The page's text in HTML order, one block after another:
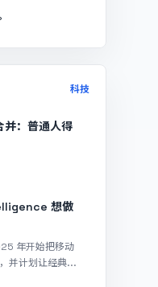
科技
：普通人得
想做
年开始把移动
并计划让经典...